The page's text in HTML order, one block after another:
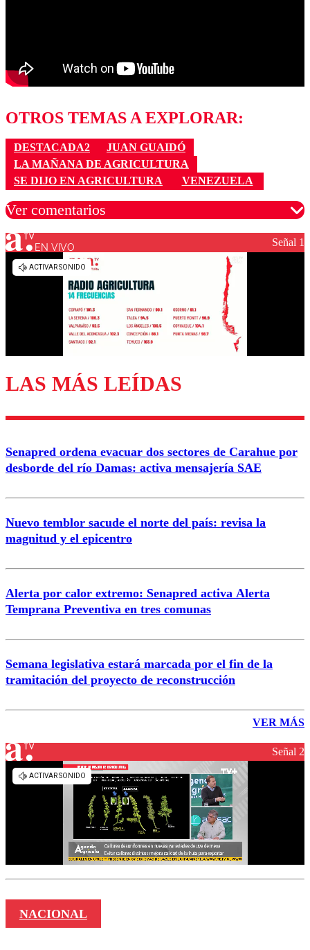
OTROS TEMAS A EXPLORAR:
DESTACADA2
JUAN GUAIDÓ
LA MAÑANA DE AGRICULTURA
SE DIJO EN AGRICULTURA
VENEZUELA
Ver comentarios
Los comentarios son moderados para garantizar un
Enviar comentario
EN VIVO Señal 1
LAS MÁS LEÍDAS
Senapred ordena evacuar dos sectores de Carahue por
desborde del río Damas: activa mensajería SAE
Nuevo temblor sacude el norte del país: revisa la
magnitud y el epicentro
Alerta por calor extremo: Senapred activa Alerta
Temprana Preventiva en tres comunas
Semana legislativa estará marcada por el fin de la
tramitación del proyecto de reconstrucción
VER MÁS
Señal 2
NACIONAL